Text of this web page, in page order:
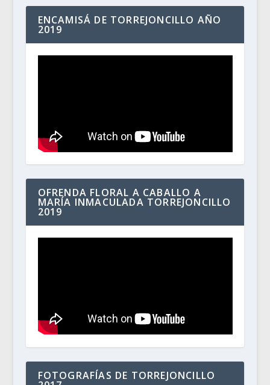
ENCAMISÁ DE TORREJONCILLO AÑO
2019
OFRENDA FLORAL A CABALLO A
MARÍA INMACULADA TORREJONCILLO
2019
FOTOGRAFÍAS DE TORREJONCILLO